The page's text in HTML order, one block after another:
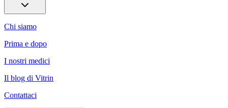
Chi siamo
Prima e dopo
I nostri medici
Il blog di Vitrin
Contattaci